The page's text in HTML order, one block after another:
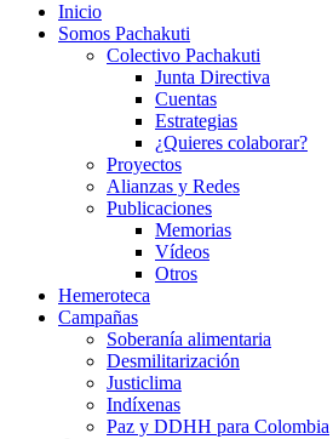
Inicio
Somos Pachakuti
Colectivo Pachakuti
Junta Directiva
Cuentas
Estrategias
¿Quieres colaborar?
Proyectos
Alianzas y Redes
Publicaciones
Memorias
Vídeos
Otros
Hemeroteca
Campañas
Soberanía alimentaria
Desmilitarización
Justiclima
Indíxenas
Paz y DDHH para Colombia